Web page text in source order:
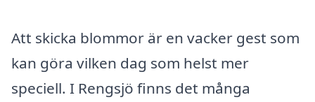
Att skicka blommor är en vacker gest som
kan göra vilken dag som helst mer
speciell. I Rengsjö finns det många